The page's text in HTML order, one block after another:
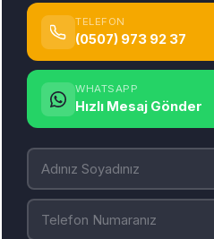
TELEFON
(0507) 973 92 37
WHATSAPP
Hızlı Mesaj Gönder